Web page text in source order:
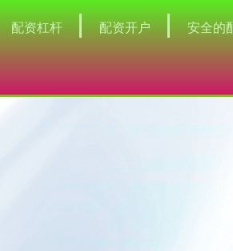
配资杠杆 配资开户 安全的